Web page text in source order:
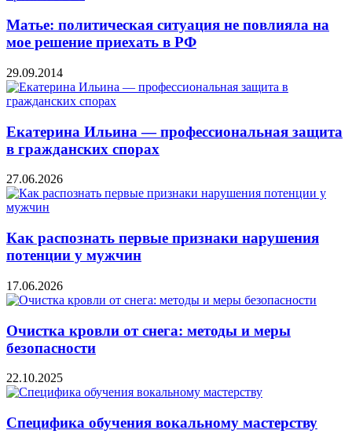
Матье: политическая ситуация не повлияла на
мое решение приехать в РФ
29.09.2014
Екатерина Ильина — профессиональная защита
в гражданских спорах
27.06.2026
Как распознать первые признаки нарушения
потенции у мужчин
17.06.2026
Очистка кровли от снега: методы и меры
безопасности
22.10.2025
Специфика обучения вокальному мастерству